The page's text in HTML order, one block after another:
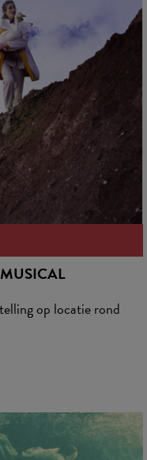
op locatie rond